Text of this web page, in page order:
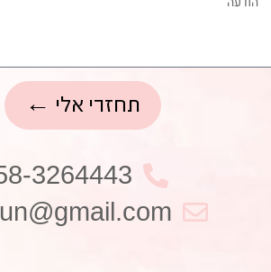
תחזרי אלי ←
3264443